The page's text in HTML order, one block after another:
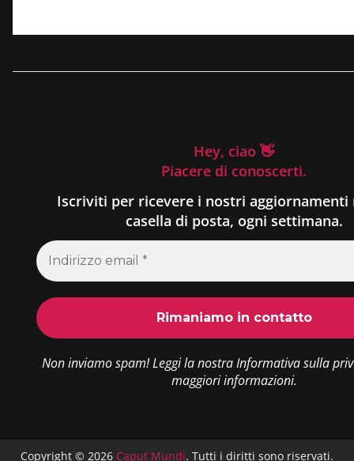
Hey, ciao 👋
Piacere di conoscerti.
Iscriviti per ricevere i nostri aggiornamenti
casella di posta, ogni settimana.
Non inviamo spam! Leggi la nostraInformativa sulla
maggiori informazioni.
Copyright © 2026 Caput Mundi. Tutti i diritti sono riservati.